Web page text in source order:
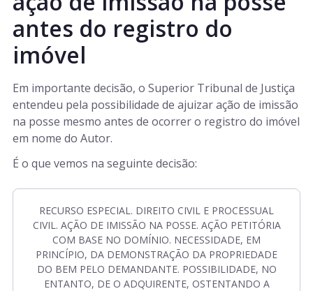
antes do registro do
imóvel
Em importante decisão, o Superior Tribunal de Justiça
entendeu pela possibilidade de ajuizar ação de imissão
na posse mesmo antes de ocorrer o registro do imóvel
em nome do Autor.
É o que vemos na seguinte decisão:
RECURSO ESPECIAL. DIREITO CIVIL E PROCESSUAL
CIVIL. AÇÃO DE IMISSÃO NA POSSE. AÇÃO PETITÓRIA
COM BASE NO DOMÍNIO. NECESSIDADE, EM
PRINCÍPIO, DA DEMONSTRAÇÃO DA PROPRIEDADE
DO BEM PELO DEMANDANTE. POSSIBILIDADE, NO
ENTANTO, DE O ADQUIRENTE, OSTENTANDO A